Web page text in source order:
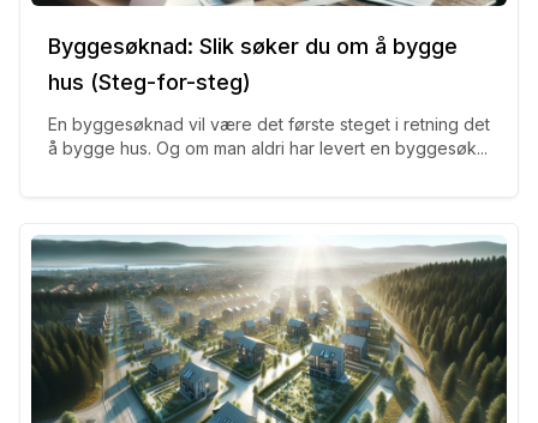
Byggesøknad: Slik søker du om å bygge
hus (Steg-for-steg)
En byggesøknad vil være det første steget i retning det
å bygge hus. Og om man aldri har levert en byggesøk...